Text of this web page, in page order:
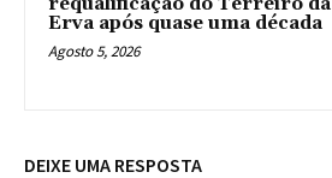
Erva após quase uma década
Agosto 5, 2026
DEIXE UMA RESPOSTA